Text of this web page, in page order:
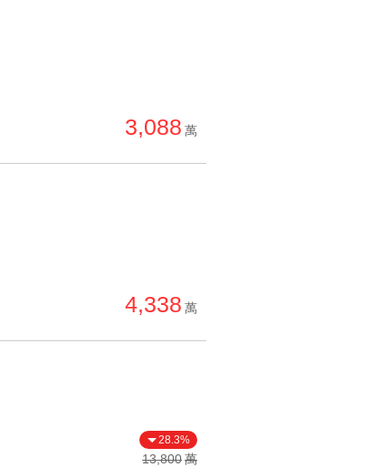
月熱門度高 → 低
3,088 萬
4,338 萬
28.3%
13,800萬